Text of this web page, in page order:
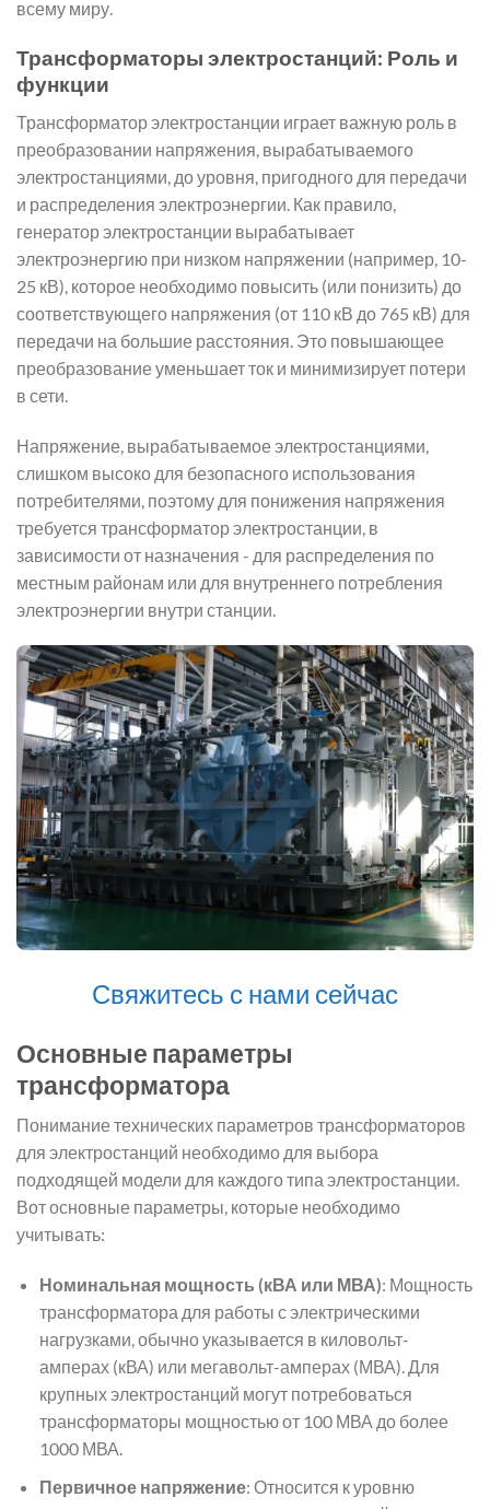
всему миру.
Трансформаторы электростанций: Роль и
функции
Трансформатор электростанции играет важную роль в
преобразовании напряжения, вырабатываемого
электростанциями, до уровня, пригодного для передачи
и распределения электроэнергии. Как правило,
генератор электростанции вырабатывает
электроэнергию при низком напряжении (например, 10-
25 кВ), которое необходимо повысить (или понизить) до
соответствующего напряжения (от 110 кВ до 765 кВ) для
передачи на большие расстояния. Это повышающее
преобразование уменьшает ток и минимизирует потери
в сети.
Напряжение, вырабатываемое электростанциями,
слишком высоко для безопасного использования
потребителями, поэтому для понижения напряжения
требуется трансформатор электростанции, в
зависимости от назначения - для распределения по
местным районам или для внутреннего потребления
электроэнергии внутри станции.
Свяжитесь с нами сейчас
Основные параметры
трансформатора
Понимание технических параметров трансформаторов
для электростанций необходимо для выбора
подходящей модели для каждого типа электростанции.
Вот основные параметры, которые необходимо
учитывать:
Номинальная мощность (кВА или МВА): Мощность
трансформатора для работы с электрическими
нагрузками, обычно указывается в киловольт-
амперах (кВА) или мегавольт-амперах (МВА). Для
крупных электростанций могут потребоваться
трансформаторы мощностью от 100 МВА до более
1000 МВА.
Первичное напряжение: Относится к уровню